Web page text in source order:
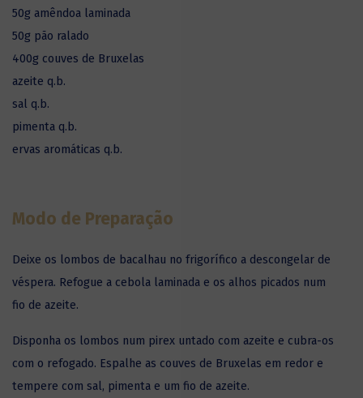
50g amêndoa laminada
50g pão ralado
400g couves de Bruxelas
azeite q.b.
sal q.b.
pimenta q.b.
ervas aromáticas q.b.
Modo de Preparação
Deixe os lombos de bacalhau no frigorífico a descongelar de
véspera. Refogue a cebola laminada e os alhos picados num
fio de azeite.
Disponha os lombos num pirex untado com azeite e cubra-os
com o refogado. Espalhe as couves de Bruxelas em redor e
tempere com sal, pimenta e um fio de azeite.